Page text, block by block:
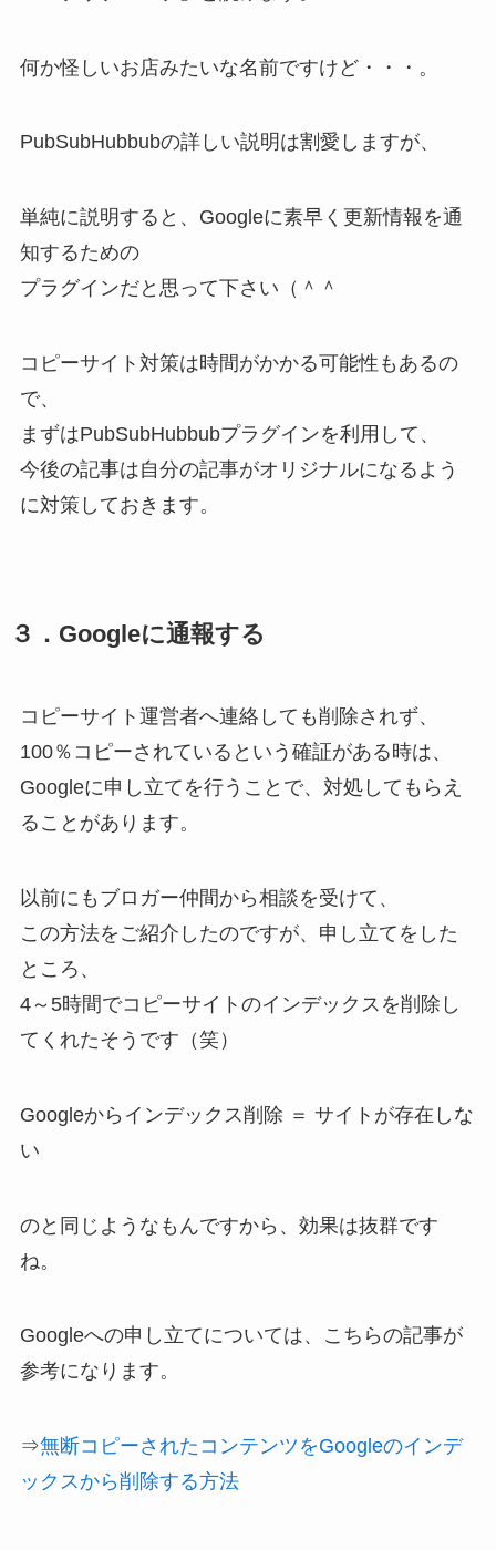
何か怪しいお店みたいな名前ですけど・・・。
PubSubHubbubの詳しい説明は割愛しますが、
単純に説明すると、Googleに素早く更新情報を通
知するための
プラグインだと思って下さい（＾＾
コピーサイト対策は時間がかかる可能性もあるの
で、
まずはPubSubHubbubプラグインを利用して、
今後の記事は自分の記事がオリジナルになるよう
に対策しておきます。
３．Googleに通報する
コピーサイト運営者へ連絡しても削除されず、
100％コピーされているという確証がある時は、
Googleに申し立てを行うことで、対処してもらえ
ることがあります。
以前にもブロガー仲間から相談を受けて、
この方法をご紹介したのですが、申し立てをした
ところ、
4～5時間でコピーサイトのインデックスを削除し
てくれたそうです（笑）
Googleからインデックス削除 ＝ サイトが存在しな
い
のと同じようなもんですから、効果は抜群です
ね。
Googleへの申し立てについては、こちらの記事が
参考になります。
⇒無断コピーされたコンテンツをGoogleのインデ
ックスから削除する方法